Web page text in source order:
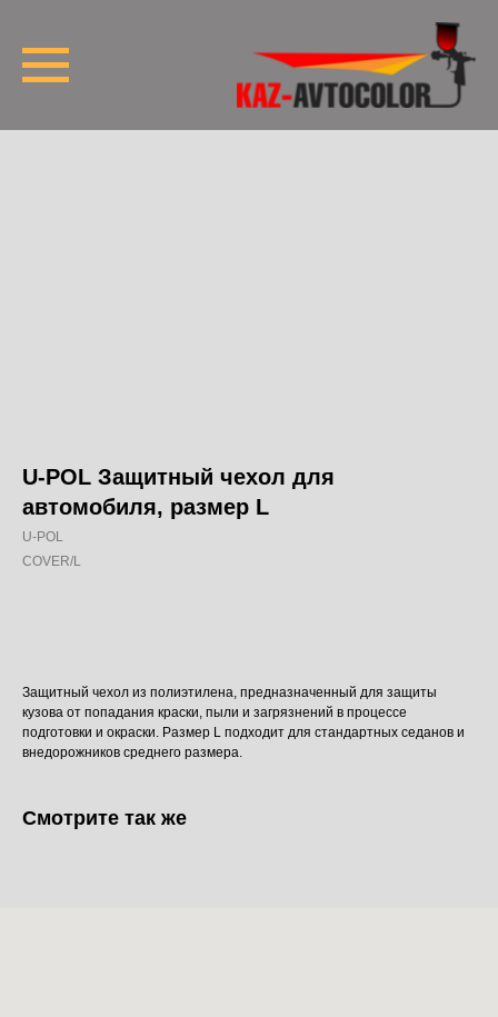
U-POL Защитный чехол для
автомобиля, размер L
U-POL
COVER/L
Защитный чехол из полиэтилена, предназначенный для защиты
кузова от попадания краски, пыли и загрязнений в процессе
подготовки и окраски. Размер L подходит для стандартных седанов и
внедорожников среднего размера.
Смотрите так же